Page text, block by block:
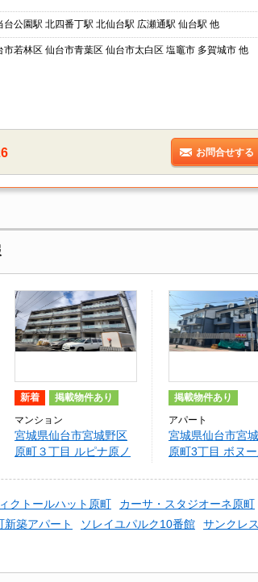
台公園駅 北四番丁駅 北仙台駅 広瀬通駅 仙台駅 他
市若林区 仙台市青葉区 仙台市太白区 塩竈市 多賀城市 他
お問合せする
新着 掲載物件あり
マンション
宮城県仙台市宮城野区
原町３丁目 ルピナ原ノ
掲載物件あり
アパート
宮城県仙台市宮
原町3丁目 ボヌ
クトールハット原町 カーサ・スタジオーネ原町
新築アパート ソレイユパルク10番館 サンクレ